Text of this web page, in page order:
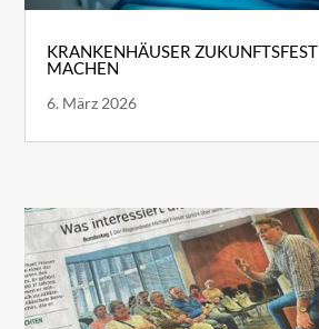
KRANKENHÄUSER ZUKUNFTSFEST
MACHEN
6. März 2026